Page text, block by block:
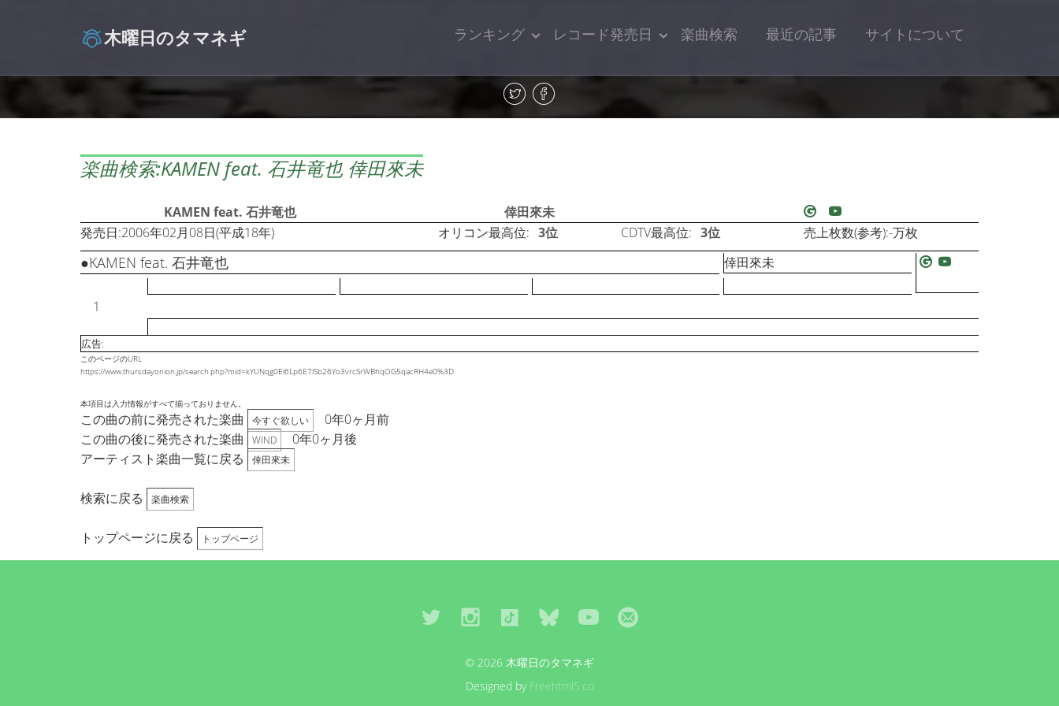
木曜日のタマネギ ランキング レコード発売日 楽曲検索 最近の記事 サイトについて
楽曲検索:KAMEN feat. 石井竜也 倖田來未
KAMEN feat. 石井竜也
倖田來未
発売日:2006年02月08日(平成18年)
オリコン最高位: 3位 CDTV最高位: 3位 売上枚数(参考):-万枚
1
●KAMEN feat. 石井竜也 倖田來未
広告:
このページのURL
https://www.thursdayonion.jp/search.php?mid=kYUNqg0El6Lp6E7lSb26Yo3vrcSrWBhqOG5qacRH4e0%3D
本項目は入力情報がすべて揃っておりません。
この曲の前に発売された楽曲 今すぐ欲しい
0年0ヶ月前
この曲の後に発売された楽曲
WIND
0年0ヶ月後
アーティスト楽曲一覧に戻る
倖田來未
検索に戻る 楽曲検索
トップページに戻る トップページ
© 2026 木曜日のタマネギ
Designed by Freehtml5.co